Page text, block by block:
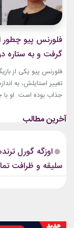
فلورنس پیو چطور
گرفت و به ستاره
تبدیل شد؟
فلورنس پیو یکی از
تغییر استایلش، به
جذاب بوده است. او
دنیای سینما دیده شد؛
2026 دستبند نقره
اکسسوری...
اوزگه گورل
سلیقه و ظرافت